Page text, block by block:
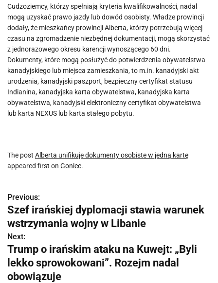
Cudzoziemcy, którzy spełniają kryteria kwalifikowalności, nadal
mogą uzyskać prawo jazdy lub dowód osobisty. Władze prowincji
dodały, że mieszkańcy prowincji Alberta, którzy potrzebują więcej
czasu na zgromadzenie niezbędnej dokumentacji, mogą skorzystać
z jednorazowego okresu karencji wynoszącego 60 dni.
Dokumenty, które mogą posłużyć do potwierdzenia obywatelstwa
kanadyjskiego lub miejsca zamieszkania, to m.in. kanadyjski akt
urodzenia, kanadyjski paszport, bezpieczny certyfikat statusu
Indianina, kanadyjska karta obywatelstwa, kanadyjska karta
obywatelstwa, kanadyjski elektroniczny certyfikat obywatelstwa
lub karta NEXUS lub karta stałego pobytu.
The post Alberta unifikuje dokumenty osobiste w jedną kartę
appeared first on Goniec.
N
a
w
i
g
Previous:
Szef irańskiej dyplomacji stawia warunek
wstrzymania wojny w Libanie
Next:
Trump o irańskim ataku na Kuwejt: „Byli
lekko sprowokowani”. Rozejm nadal
obowiązuje